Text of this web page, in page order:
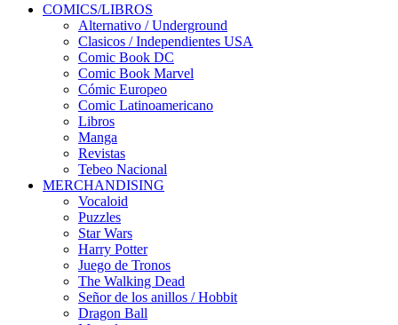
COMICS/LIBROS
Alternativo / Underground
Clasicos / Independientes USA
Comic Book DC
Comic Book Marvel
Cómic Europeo
Comic Latinoamericano
Libros
Manga
Revistas
Tebeo Nacional
MERCHANDISING
Vocaloid
Puzzles
Star Wars
Harry Potter
Juego de Tronos
The Walking Dead
Señor de los anillos / Hobbit
Dragon Ball